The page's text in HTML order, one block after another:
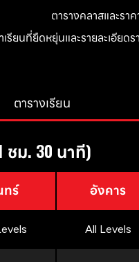
ตารางคลาสและร
เรียนที่ยืดหยุ่นและรายละเอีย
ตารางเรียน
ม. 30 นาที)
ทร์ อังคาร
All Levels